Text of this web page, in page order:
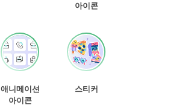
아이콘
애니메이션
아이콘
스티커